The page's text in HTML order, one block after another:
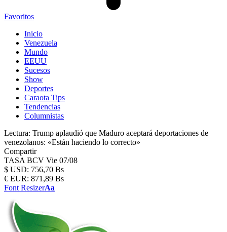
Favoritos
Inicio
Venezuela
Mundo
EEUU
Sucesos
Show
Deportes
Caraota Tips
Tendencias
Columnistas
Lectura: Trump aplaudió que Maduro aceptará deportaciones de
venezolanos: «Están haciendo lo correcto»
Compartir
TASA BCV Vie 07/08
$ USD: 756,70 Bs
€ EUR: 871,89 Bs
Font ResizerAa